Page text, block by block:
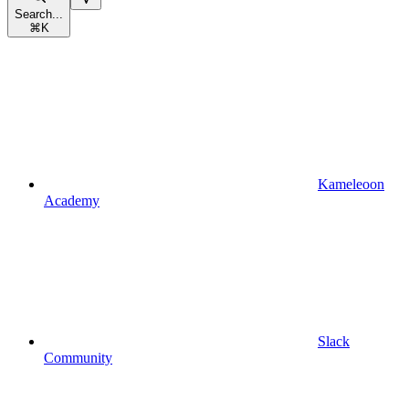
Search...
⌘ K
Kameleoon
Academy
Slack
Community